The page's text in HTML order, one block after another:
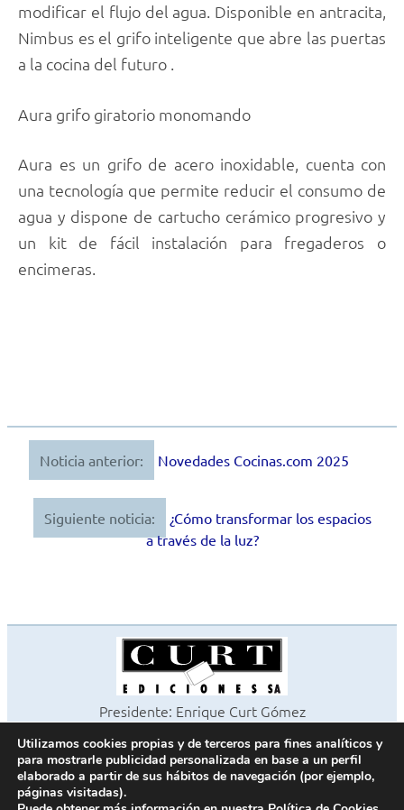
modificar el flujo del agua. Disponible en antracita,
Nimbus es el grifo inteligente que abre las puertas
a la cocina del futuro .
Aura grifo giratorio monomando
Aura es un grifo de acero inoxidable, cuenta con
una tecnología que permite reducir el consumo de
agua y dispone de cartucho cerámico progresivo y
un kit de fácil instalación para fregaderos o
encimeras.
Navegación
entradas
Noticia anterior: Novedades Cocinas.com 2025
Siguiente noticia:
¿Cómo transformar los espacios
a través de la luz?
Presidente: Enrique Curt Gómez
©2026 Revista Cocinas y Baños
Todos los derechos reservados
Paseo de Gracia, 63. 1º 2ª. 08008 Barcelona -
Utilizamos cookies propias y de terceros para fines analíticos y
para mostrarle publicidad personalizada en base a un perfil
elaborado a partir de sus hábitos de navegación (por ejemplo,
páginas visitadas).